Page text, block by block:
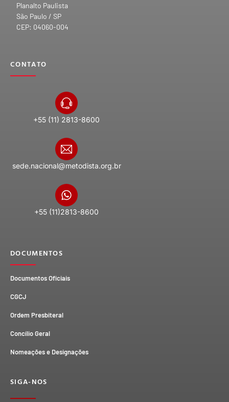
Planalto Paulista
São Paulo / SP
CEP: 04060-004
CONTATO
+55 (11) 2813-8600
sede.nacional@metodista.org.br
+55 (11)2813-8600
DOCUMENTOS
Documentos Oficiais
CGCJ
Ordem Presbiteral
Concílio Geral
Nomeações e Designações
SIGA-NOS